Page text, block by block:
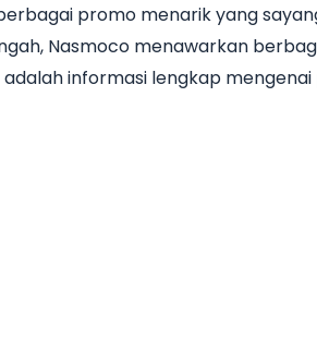
promo menarik yang
Nasmoco menawarkan
informasi lengkap